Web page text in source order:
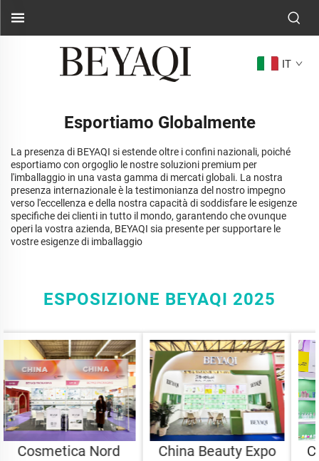
IT
Esportiamo Globalmente
La presenza di BEYAQI si estende oltre i confini nazionali, poiché
esportiamo con orgoglio le nostre soluzioni premium per
l'imballaggio in una vasta gamma di mercati globali. La nostra
presenza internazionale è la testimonianza del nostro impegno
verso l'eccellenza e della nostra capacità di soddisfare le esigenze
specifiche dei clienti in tutto il mondo, garantendo che ovunque
operi la vostra azienda, BEYAQI sia presente per supportare le
vostre esigenze di imballaggio
ESPOSIZIONE BEYAQI 2025
China Beauty Expo
China Beauty Expo